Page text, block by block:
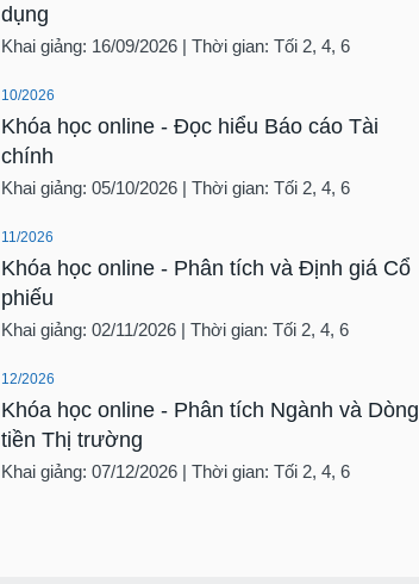
dụng
Khai giảng: 16/09/2026 | Thời gian: Tối 2, 4, 6
10/2026
Khóa học online - Đọc hiểu Báo cáo Tài
chính
Khai giảng: 05/10/2026 | Thời gian: Tối 2, 4, 6
11/2026
Khóa học online - Phân tích và Định giá Cổ
phiếu
Khai giảng: 02/11/2026 | Thời gian: Tối 2, 4, 6
12/2026
Khóa học online - Phân tích Ngành và Dòng
tiền Thị trường
Khai giảng: 07/12/2026 | Thời gian: Tối 2, 4, 6